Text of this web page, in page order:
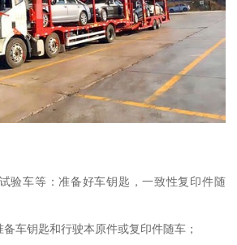
验车等：准备好车钥匙，一致性复印件随
车钥匙和行驶本原件或复印件随车；